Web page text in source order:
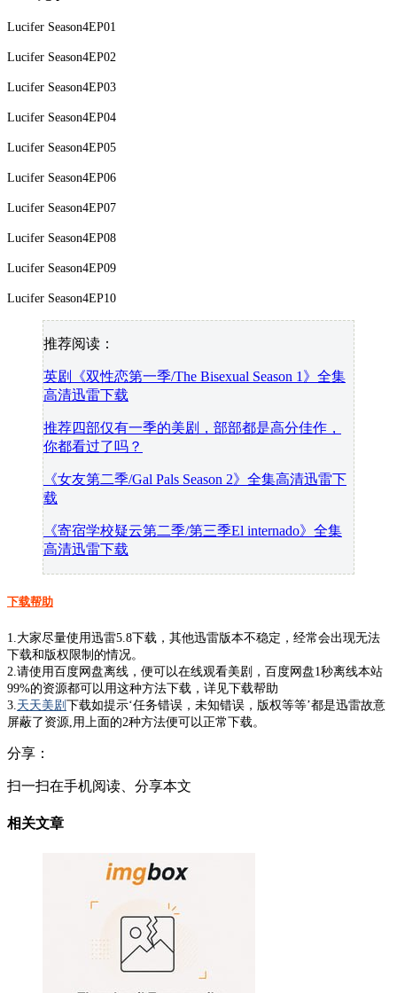
Lucifer Season4EP01
Lucifer Season4EP02
Lucifer Season4EP03
Lucifer Season4EP04
Lucifer Season4EP05
Lucifer Season4EP06
Lucifer Season4EP07
Lucifer Season4EP08
Lucifer Season4EP09
Lucifer Season4EP10
推荐阅读：
英剧《双性恋第一季/The Bisexual Season 1》全集
高清迅雷下载
推荐四部仅有一季的美剧，部部都是高分佳作，
你都看过了吗？
《女友第二季/Gal Pals Season 2》全集高清迅雷下
载
《寄宿学校疑云第二季/第三季El internado》全集
高清迅雷下载
下载帮助
1.大家尽量使用迅雷5.8下载，其他迅雷版本不稳定，经常会出现无法
下载和版权限制的情况。
2.请使用百度网盘离线，便可以在线观看美剧，百度网盘1秒离线本站
99%的资源都可以用这种方法下载，详见下载帮助
3.天天美剧 下载如提示‘任务错误，未知错误，版权等等’都是迅雷故意
屏蔽了资源,用上面的2种方法便可以正常下载。
分享：
扫一扫在手机阅读、分享本文
相关文章